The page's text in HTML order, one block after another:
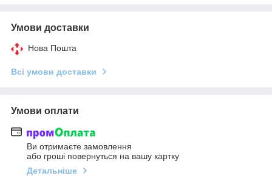
Умови доставки
Нова Пошта
Всі умови доставки
Умови оплати
Ви отримаєте замовлення
або гроші повернуться на вашу картку
Детальніше